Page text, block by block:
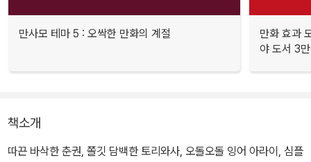
만사모 테마 5 : 오싹한 만화의 계절
만화 효과
야 도서 3
책소개
따끈 바삭한 춘권, 쫄깃 담백한 토리와사, 오돌오돌 잉어 아라이, 심플